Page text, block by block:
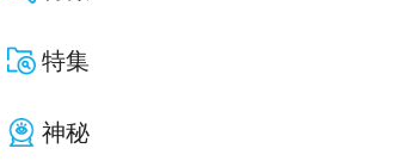
特集
神秘